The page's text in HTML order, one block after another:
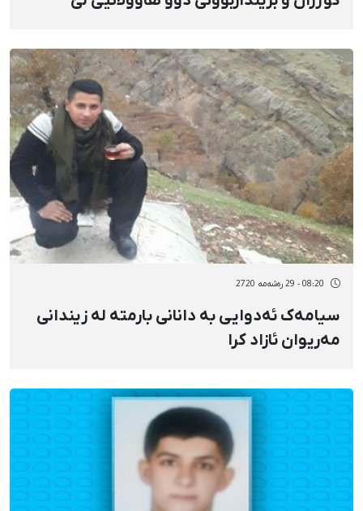
08:20 - 29 رەشەمه 2720
سیامەک ئەدوایی بە دانانی بارمتە لە زیندانی
مەریوان ئازاد کرا